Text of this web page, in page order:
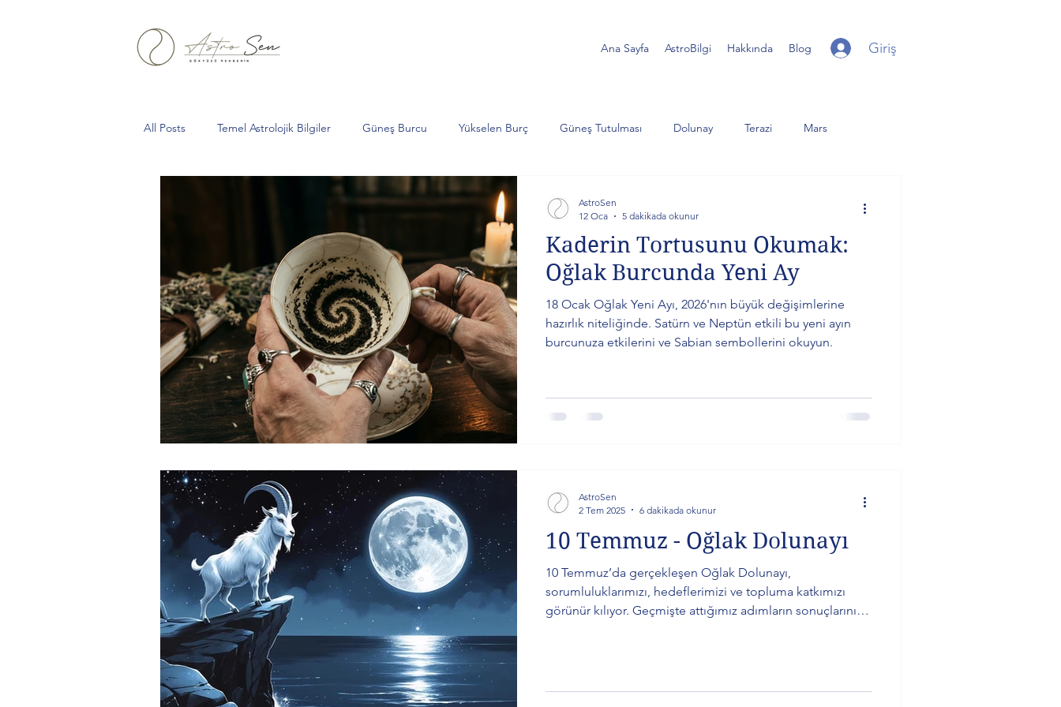
Ana Sayfa AstroBilgi Hakkında Blog Giriş
All Posts Temel Astrolojik Bilgiler Güneş Burcu Yükselen Burç Güneş Tutulması Dolunay Terazi Mars
Akrep Satürn
Tarihsel Astrolojik Analiz Ay Tutulması Balık Yengeç burcu Süper Dolunay Günberi
Gelberi Kurt Dolunayı Satürn ve Neptün Kova burcu
Kaderin Tortusunu Okumak:
Oğlak Burcunda Yeni Ay
18 Ocak Oğlak Yeni Ayı, 2026'nın büyük değişimlerine
hazırlık niteliğinde. Satürn ve Neptün etkili bu yeni ayın
burcunuza etkilerini ve Sabian sembollerini okuyun.
AstroSen
12 Oca
5 dakikada okunur
10 Temmuz - Oğlak Dolunayı
10 Temmuz’da gerçekleşen Oğlak Dolunayı,
sorumluluklarımızı, hedeflerimizi ve topluma katkımızı
görünür kılıyor. Geçmişte attığımız adımların sonuçlarını
AstroSen
2 Tem 2025
6 dakikada okunur